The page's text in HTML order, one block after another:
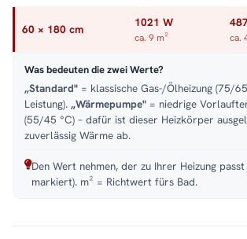
60 × 180 cm 1021 W
ca. 9 m² ca.
Was bedeuten die zwei Werte?
„Standard" = klassische Gas-/Ölheizung (75/
Leistung). „Wärmepumpe" = niedrige
(55/45 °C) – dafür ist dieser Heizkörper
zuverlässig Wärme ab.
Den Wert nehmen, der zu Ihrer Heizung
markiert). m² = Richtwert fürs Bad.